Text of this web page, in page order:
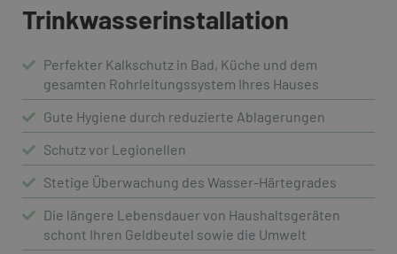
Trinkwasserinstallation
Perfekter Kalkschutz in Bad, Küche und dem
gesamten Rohrleitungssystem Ihres Hauses
Gute Hygiene durch reduzierte Ablagerungen
Schutz vor Legionellen
Stetige Überwachung des Wasser-Härtegrades
Die längere Lebensdauer von Haushaltsgeräten
schont Ihren Geldbeutel sowie die Umwelt